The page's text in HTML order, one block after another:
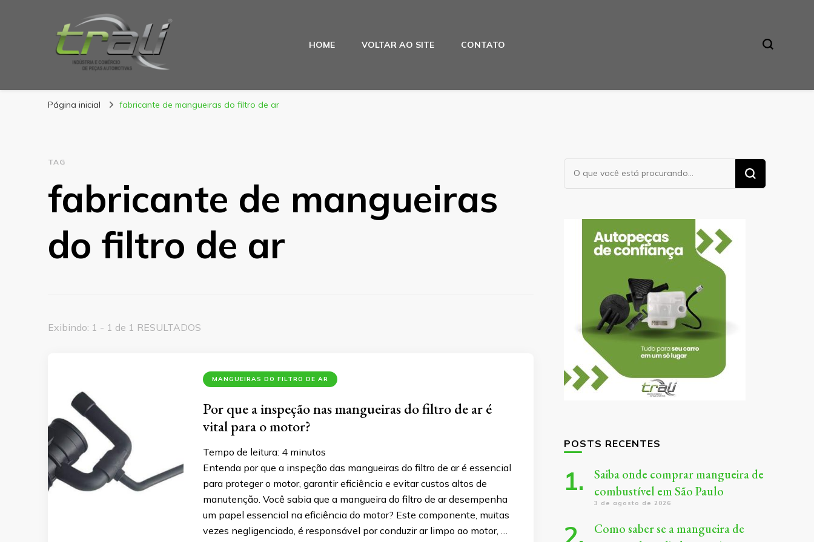
Blog Trali
Tudo sobre seu veículo!
HOME VOLTAR AO SITE CONTATO
Página inicial fabricante de mangueiras do filtro de ar
TAG
fabricante de mangueiras
do filtro de ar
Exibindo: 1 - 1 de 1 RESULTADOS
MANGUEIRAS DO FILTRO DE AR
Por que a inspeção nas mangueiras do filtro de ar é
vital para o motor?
Tempo de leitura: 4 minutos
Entenda por que a inspeção das mangueiras do filtro de ar é essencial
para proteger o motor, garantir eficiência e evitar custos altos de
manutenção. Você sabia que a mangueira do filtro de ar desempenha
um papel essencial na eficiência do motor? Este componente, muitas
vezes negligenciado, é responsável por conduzir ar limpo ao motor, …
Procurando
algo?
POSTS RECENTES
Saiba onde comprar mangueira de
combustível em São Paulo
3 de agosto de 2026
Como saber se a mangueira de